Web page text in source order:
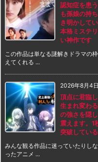
認知症を患
も孫娘の持
き明かして
本格ミステ
い神作です
この作品は単なる謎解きドラマの
えてくれる ...
2026年8月4日
頂点に君臨
生まれ変わ
の強さを隠
震えます。1
突破してい
みんな観る作品に迷っていたりし
ったアニメ ...